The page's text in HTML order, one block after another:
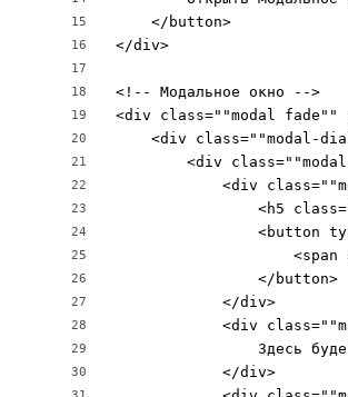
15
16
17
18
19
20
21
22
23
24
25
26
27
28
29
30
    </button>
</div>
<!-- Модальное окно -->
<div class=""modal fade""
<div class=""modal-
<div
<div
<h5
<button
<span
                </button>
            </div>
<div
Здесь
            </div>